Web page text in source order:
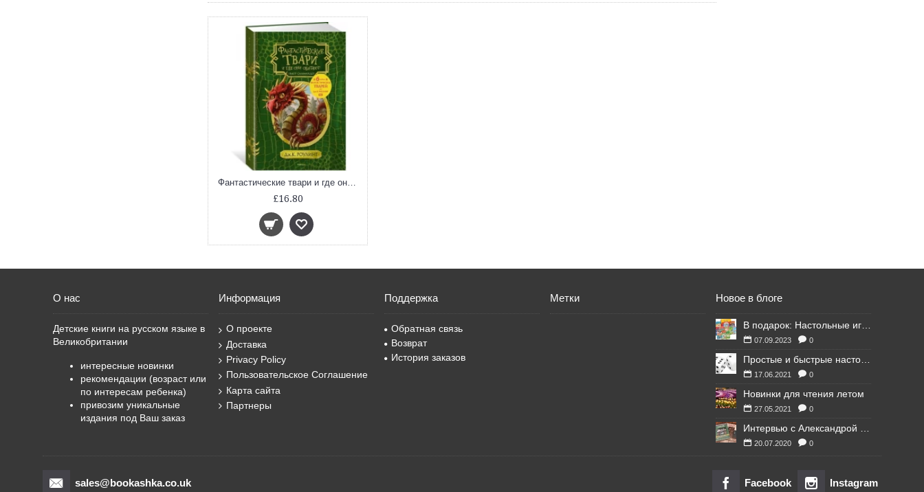
Фантастические твари и где они обитают (+ 6 новых тварей, с черно-белыми иллюстрациями)
£16.80
О нас
Детские книги на русском языке в
Великобритании
интересные новинки
рекомендации (возраст или
по интересам ребенка)
привозим уникальные
издания под Ваш заказ
Информация
О проекте
Доставка
Privacy Policy
Пользовательское Соглашение
Карта сайта
Партнеры
Поддержка
Обратная связь
Возврат
История заказов
Метки Новое в блоге
В подарок: Настольные игры для Ваших британских друзей
07.09.2023 0
Простые и быстрые настольные игры
17.06.2021 0
Новинки для чтения летом
27.05.2021 0
Интервью с Александрой Литвиной
20.07.2020 0
sales@bookashka.co.uk Facebook Instagram